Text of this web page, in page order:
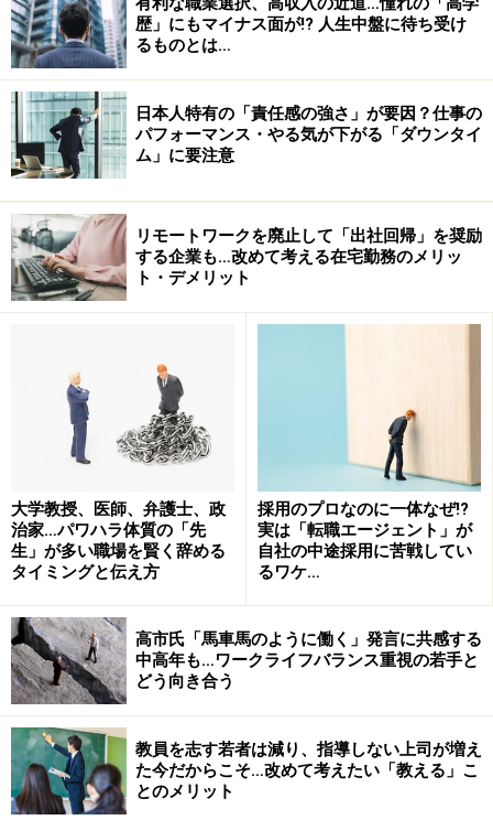
は、ワンフロアが丸ごとなくなってしまったようです。
ガイド高野
いったいここまでひどい状態になったのは何が原因なの
でしょうか？
Aさん
も法律的にみても、グレーというのか、ギリギリの商品
を作って販売してきたのは事実です。実際に訴えられて
いる案件の数もかなりあります。私の場合は、訴訟を起
こされていないのですが、逆に、訴訟されていれば、会
社に残って対応しなければならないので、リストラされ
なかったかもしれません。どちらが良かったのかといえ
ば微妙ですが。
歴」にもマイナス面が!? 人生中盤に待ち受け
るものとは…
日本人特有の「責任感の強さ」が要因？仕事の
パフォーマンス・やる気が下がる「ダウンタイ
ム」に要注意
リモートワークを廃止して「出社回帰」を奨励
する企業も…改めて考える在宅勤務のメリッ
ト・デメリット
大学教授、医師、弁護士、政
治家…パワハラ体質の「先
生」が多い職場を賢く辞める
タイミングと伝え方
採用のプロなのに一体なぜ!?
実は「転職エージェント」が
自社の中途採用に苦戦してい
るワケ…
高市氏「馬車馬のように働く」発言に共感する
中高年も…ワークライフバランス重視の若手と
どう向き合う
教員を志す若者は減り、指導しない上司が増え
た今だからこそ…改めて考えたい「教える」こ
とのメリット